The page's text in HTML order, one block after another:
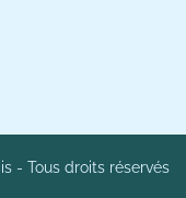
- Tous droits réservés